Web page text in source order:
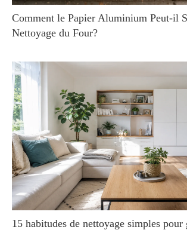
Comment le Papier Aluminium Peut-il
Nettoyage du Four?
15 habitudes de nettoyage simples pour